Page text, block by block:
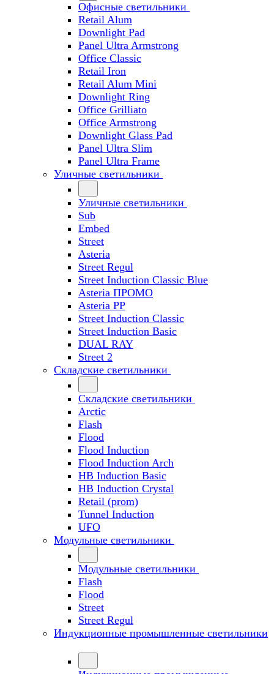
Офисные светильники
Retail Alum
Downlight Pad
Panel Ultra Armstrong
Office Classic
Retail Iron
Retail Alum Mini
Downlight Ring
Office Grilliato
Office Armstrong
Downlight Glass Pad
Panel Ultra Slim
Panel Ultra Frame
Уличные светильники
Уличные светильники
Sub
Embed
Street
Asteria
Street Regul
Street Induction Classic Blue
Asteria ПРОМО
Asteria PP
Street Induction Classic
Street Induction Basic
DUAL RAY
Street 2
Складские светильники
Складские светильники
Arctic
Flash
Flood
Flood Induction
Flood Induction Arch
HB Induction Basic
HB Induction Crystal
Retail (prom)
Tunnel Induction
UFO
Модульные светильники
Модульные светильники
Flash
Flood
Street
Street Regul
Индукционные промышленные светильники